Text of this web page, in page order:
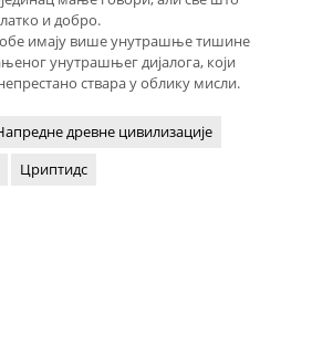
и добро.
имају више унутрашње тишине
унутрашњег дијалога, који
ствара у облику мисли.
древне цивилизације
Цриптидс